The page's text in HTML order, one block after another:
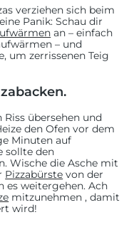
verziehen sich beim
Panik: Schau dir
an– einfach
– und
um zerrissenen Teig
übersehen und
den Ofen vor dem
Minuten auf
sollte den
Wische die Asche mit
Pizzabürste von der
es weitergehen. Ach
mitzunehmen , damit
wird!